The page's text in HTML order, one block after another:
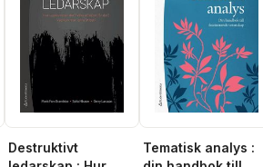
Destruktivt
Tematisk analys :